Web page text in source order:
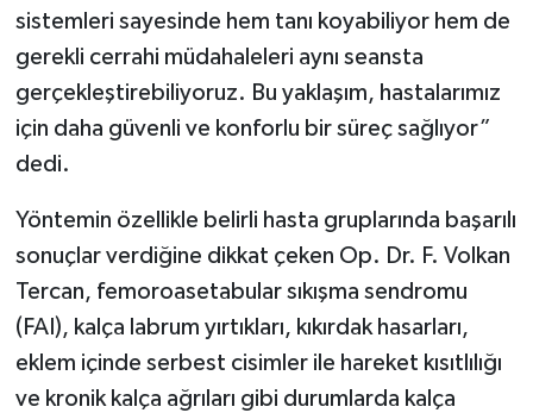
sistemleri sayesinde hem tanı koyabiliyor hem de
gerekli cerrahi müdahaleleri aynı seansta
gerçekleştirebiliyoruz. Bu yaklaşım, hastalarımız
için daha güvenli ve konforlu bir süreç sağlıyor”
dedi.
Yöntemin özellikle belirli hasta gruplarında başarılı
sonuçlar verdiğine dikkat çeken Op. Dr. F. Volkan
Tercan, femoroasetabular sıkışma sendromu
(FAI), kalça labrum yırtıkları, kıkırdak hasarları,
eklem içinde serbest cisimler ile hareket kısıtlılığı
ve kronik kalça ağrıları gibi durumlarda kalça